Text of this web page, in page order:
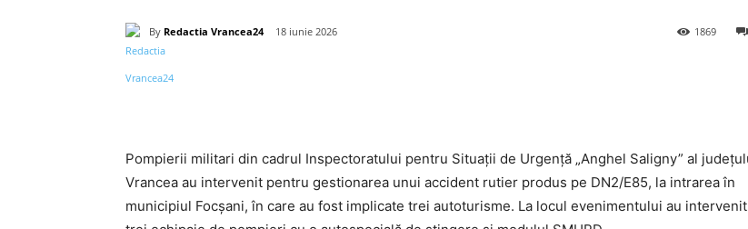
By Redactia Vrancea24 18 iunie 2026 1869
Acțiune
Pompierii militari din cadrul Inspectoratului pentru Situații de Urgență „Anghel Saligny” al
Vrancea au intervenit pentru gestionarea unui accident rutier produs pe DN2/E85, la intrarea în
municipiul Focșani, în care au fost implicate trei autoturisme. La locul evenimentului au intervenit